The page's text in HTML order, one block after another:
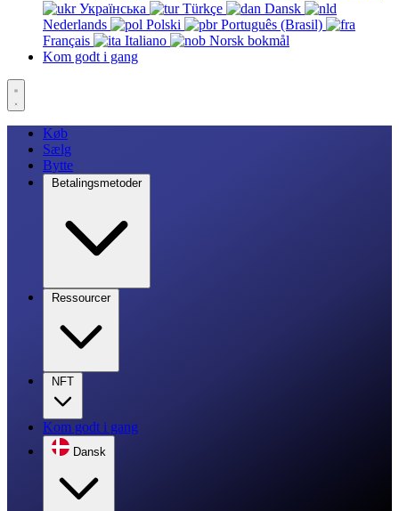
Українська
Türkçe
Dansk
Nederlands
Polski
Português (Brasil)
Français
Italiano
Norsk bokmål
Kom godt i gang
Køb
Sælg
Bytte
Betalingsmetoder
Ressourcer
NFT
Kom godt i gang
Dansk